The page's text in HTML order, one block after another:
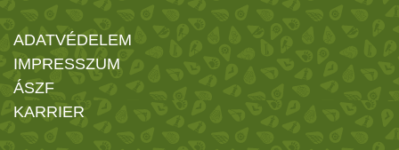
ADATVÉDELEM
IMPRESSZUM
ÁSZF
KARRIER